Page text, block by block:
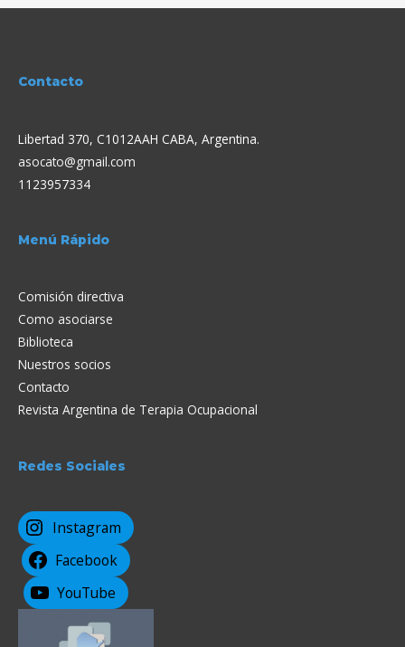
Contacto
Libertad 370, C1012AAH CABA, Argentina.
asocato@gmail.com
1123957334
Menú Rápido
Comisión directiva
Como asociarse
Biblioteca
Nuestros socios
Contacto
Revista Argentina de Terapia Ocupacional
Redes Sociales
Instagram
Facebook
YouTube